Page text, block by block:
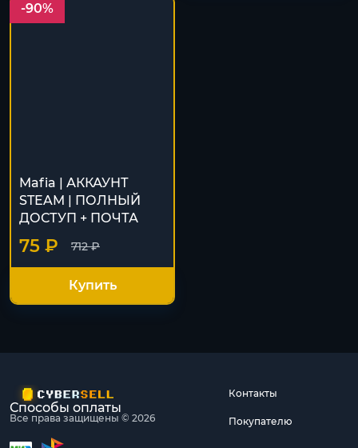
-90%
Mafia | АККАУНТ
STEAM | ПОЛНЫЙ
ДОСТУП + ПОЧТА
712 ₽
75 ₽
Купить
Все права защищены © 2026
Контакты
Покупателю
Способы оплаты